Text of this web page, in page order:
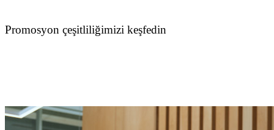
Promosyon çeşitliliğimizi keşfedin